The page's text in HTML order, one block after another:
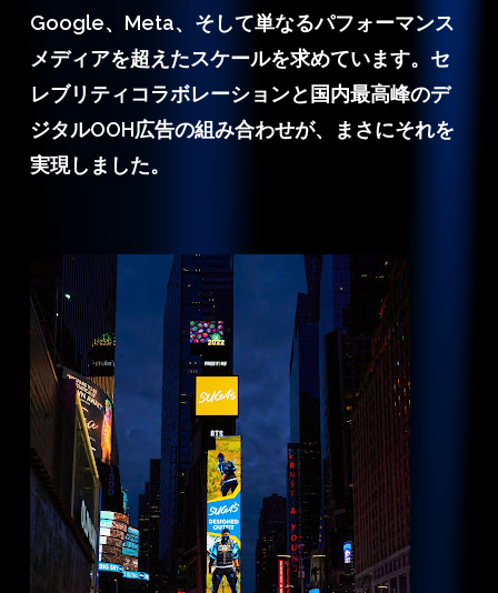
Google、Meta、そして単なるパフォーマンス
メディアを超えたスケールを求めています。セ
レブリティコラボレーションと国内最高峰のデ
ジタルOOH広告の組み合わせが、まさにそれを
実現しました。